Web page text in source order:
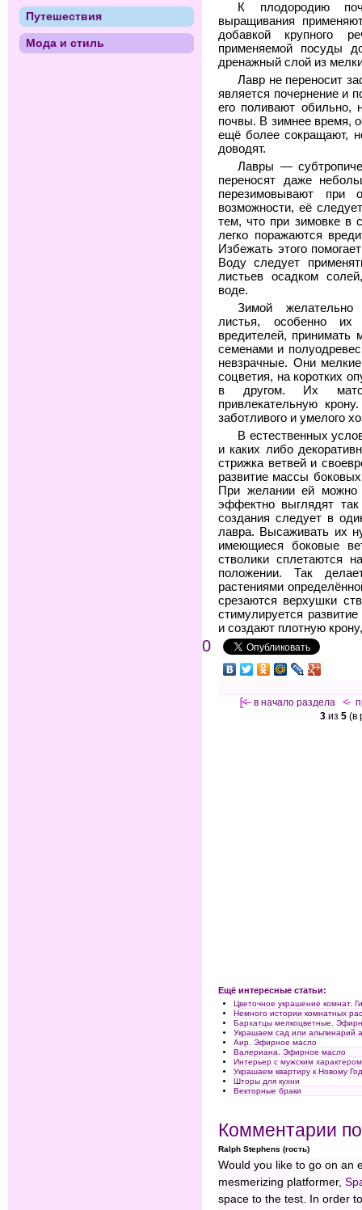
К плодородию
выращивания
добавкой крупного
применяемой посуды
дренажный слой из
Лавр не переносит
является почернение и
его поливают обильно,
почвы. В зимнее время,
ещё более сокращают,
доводят.
Лавры —
переносят даже
перезимовывают при
возможности, её
тем, что при зимовке в
легко поражаются
Избежать этого
Воду следует
листьев осадком
воде.
Зимой желательно
листья, особенно
вредителей,
семенами и
невзрачные. Они
соцветия, на коротких
в другом. Их
привлекательную
заботливого и умелого
В естественных
и каких либо
стрижка ветвей и
развитие массы
При желании ей
эффектно выглядят
создания следует в
лавра. Высаживать их
имеющиеся боковые
стволики сплетаются
положении. Так
растениями
срезаются верхушки
стимулируется
и создают плотную
0
[<— в начало раздела <-
3из 5(в
Ещё интересные статьи:
Цветочное украшение комнат.
Немного истории комнатных
Бархатцы мелкоцветные.
Украшаем сад или альпинарий
Аир. Эфирное масло
Валериана. Эфирное масло
Интерьер с мужским характером
Украшаем квартиру к Новому
Шторы для кухни
Векторные браки
Комментарии
Ralph Stephens (гость)
Would you like to go on an
mesmerizing platformer,
space to the test. In order
Путешествия
Мода и стиль